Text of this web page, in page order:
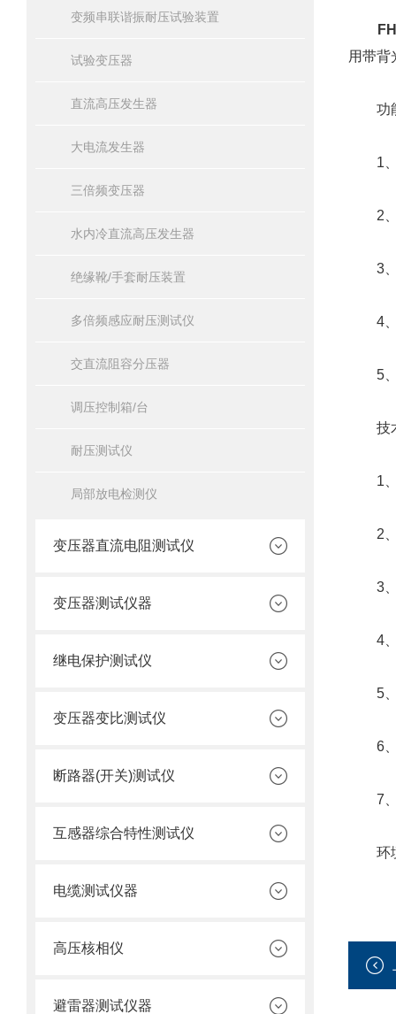
变频串联谐振耐压试验装置
试验变压器
直流高压发生器
大电流发生器
三倍频变压器
水内冷直流高压发生器
绝缘靴/手套耐压装置
多倍频感应耐压测试仪
交直流阻容分压器
调压控制箱/台
耐压测试仪
局部放电检测仪
变压器直流电阻测试仪
变压器测试仪器
继电保护测试仪
变压器变比测试仪
断路器(开关)测试仪
互感器综合特性测试仪
电缆测试仪器
高压核相仪
避雷器测试仪器
用带背
功
1、
2、
3、
4、
5、
技
1、
2、
3、
4、
5、
6、
7、
环境